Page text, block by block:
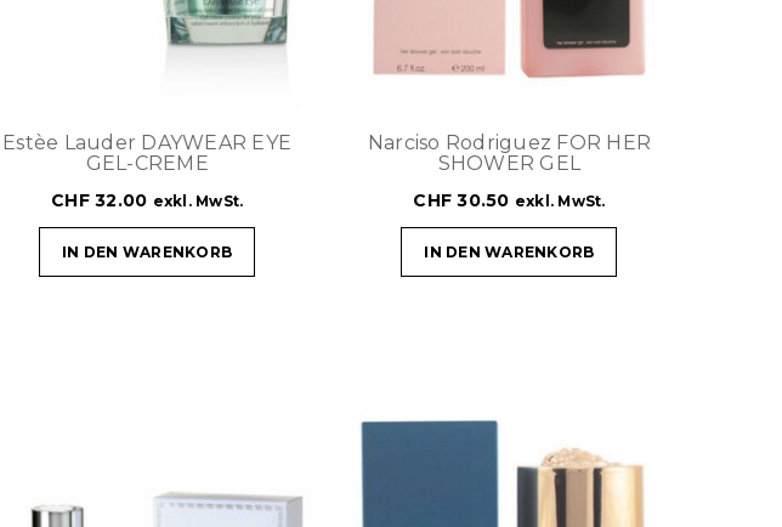
Estèe Lauder DAYWEAR EYE
GEL-CREME
CHF32.00 exkl. MwSt.
IN DEN WARENKORB
Narciso Rodriguez FOR HER
SHOWER GEL
CHF 30.50 exkl. MwSt.
IN DEN WARENKORB